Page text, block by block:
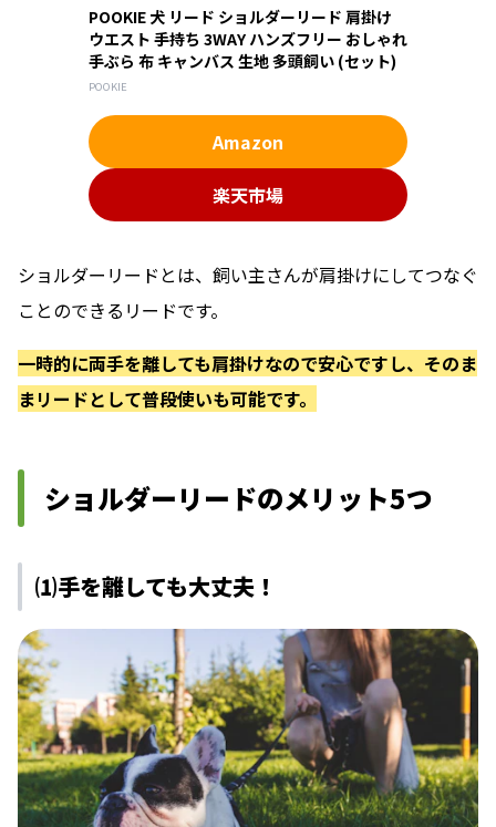
POOKIE 犬 リード ショルダーリード 肩掛け
ウエスト 手持ち 3WAY ハンズフリー おしゃれ
手ぶら 布 キャンバス 生地 多頭飼い (セット)
POOKIE
Amazon
楽天市場
ショルダーリードとは、飼い主さんが肩掛けにしてつなぐ
ことのできるリードです。
一時的に両手を離しても肩掛けなので安心ですし、そのま
まリードとして普段使いも可能です。
ショルダーリードのメリット5つ
⑴手を離しても大丈夫！